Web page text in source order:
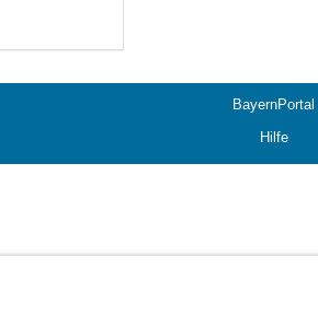
BayernPortal
Hilfe